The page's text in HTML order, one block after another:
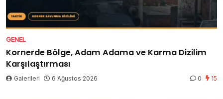
GENEL
Kornerde Bölge, Adam Adama ve Karma Dizilim
Karşılaştırması
Galerileri 6 Ağustos 2026 0 15